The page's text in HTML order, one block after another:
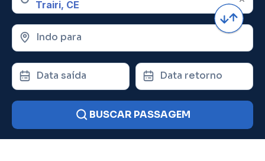
Indo para
Data saída Data retorno
BUSCAR PASSAGEM